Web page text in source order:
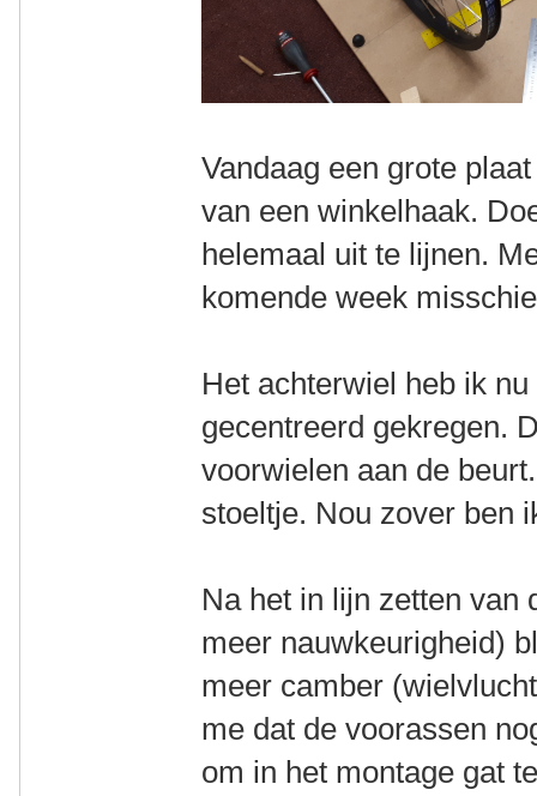
Vandaag een grote
van een winkelhaak.
helemaal uit te lijnen.
komende week
Het achterwiel heb ik
gecentreerd gekregen.
voorwielen aan de
stoeltje. Nou zover ben
Na het in lijn zetten van
meer nauwkeurigheid)
meer camber
me dat de voorassen
om in het montage gat